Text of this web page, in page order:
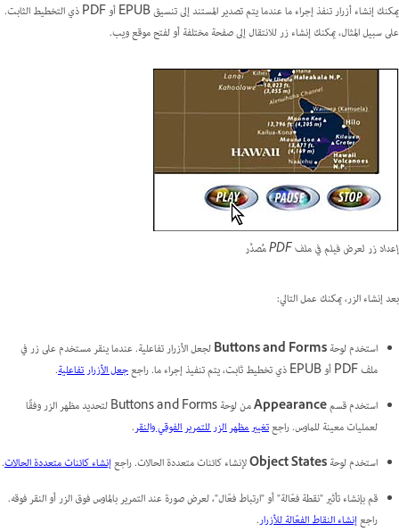
يمكنك إنشاء أزرار تنفذ إجراء ما عندما يتم تصدير المستند إلى تنسيق EPUB أو PDF ذي التخطيط الثابت.
على سبيل المثال، يمكنك إنشاء زر للانتقال إلى صفحة مختلفة أو لفتح موقع ويب.
إعداد زر لعرض فيلم في ملف PDF مُصدَّر
بعد إنشاء الزر، يمكنك عمل التالي:
استخدم لوحةButtons and Formsلجعل الأزرار تفاعلية. عندما ينقر مستخدم على زر في
ملف PDF أو EPUB ذي تخطيط ثابت، يتم تنفيذ إجراء ما. راجع
جعل الأزرار تفاعلية.
استخدم قسمAppearance
من لوحة Buttons and Forms لتحديد مظهر الزر وفقًا
لعمليات معينة للماوس. راجعتغيير مظهر الزر للتمرير الفوقي والنقر.
استخدم لوحةObject Statesلإنشاء كائنات متعددة الحالات. راجعإنشاء كائنات متعددة الحالات.
قم بإنشاء تأثير "نقطة فعّالة" أو "ارتباط فعّال"، لعرض صورة عند التمرير بالماوس فوق الزر أو النقر فوقه.
راجعإنشاء النقاط الفعّالة للأزرار.